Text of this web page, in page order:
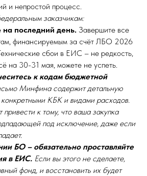
и непростой процесс.
заказчикам:
последний день. Завершите все
финансируемым за счёт ЛБО 2026
сбои в ЕИС – не редкость,
на 30-31 мая, можете не успеть.
к кодам бюджетной
Минфина содержит детальную
конкретными КБК и видами расходов.
к тому, что ваша закупка
под исключение, даже если
БО – обязательно проставляйте
в ЕИС. Если вы этого не сделаете,
фонд, и восстановить их будет